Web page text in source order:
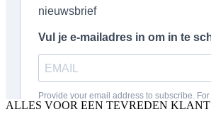
ALLES VOOR EEN TEVREDEN KLANT